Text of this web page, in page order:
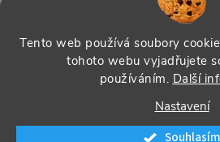
Tento web používá soubory
tohoto webu vyjadřujete
používáním. Další
Nastavení
Souhlasím
Vytvořil
Copyright 2026 . Všechna
nastavení cookies